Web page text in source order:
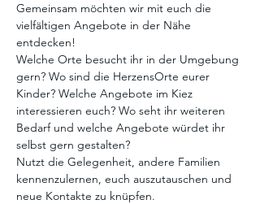
Gemeinsam möchten wir mit euch die
vielfältigen Angebote in der Nähe
entdecken!
Welche Orte besucht ihr in der Umgebung
gern? Wo sind die HerzensOrte eurer
Kinder? Welche Angebote im Kiez
interessieren euch? Wo seht ihr weiteren
Bedarf und welche Angebote würdet ihr
selbst gern gestalten?
Nutzt die Gelegenheit, andere Familien
kennenzulernen, euch auszutauschen und
neue Kontakte zu knüpfen.